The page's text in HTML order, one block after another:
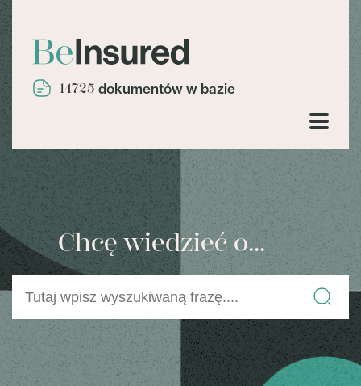
14725 dokumentów w bazie
Chcę wiedzieć o...